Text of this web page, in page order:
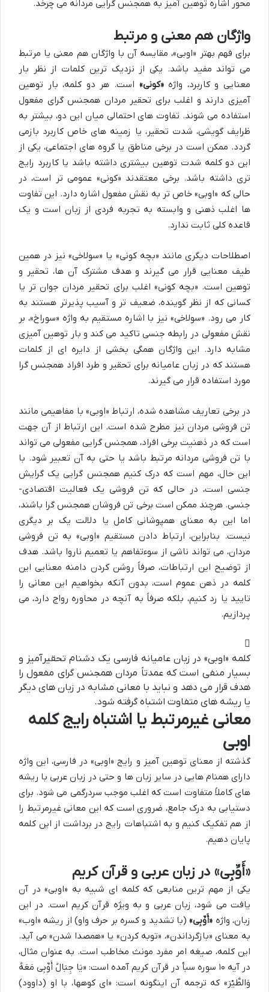
محور اشاره توهین آمیز به همجنس گرایی مردانه می چرخد.
واژگان هم معنی و مرتبط
برای فهم بهتر «اوبی»، مقایسه آن با واژگان هم معنی یا مرتبط
می تواند مفید باشد. یکی از نزدیک ترین کلمات از نظر بار
معنایی و کاربرد، واژه«کونی» است. هر دو کلمه، بار توهین
آمیزی دارند و اغلب برای تحقیر مردان همجنس گرای مفعول
استفاده می شوند. تفاوت های احتمالی میان این دو، بیشتر به
ظرایف گویشی، شدت تحقیر، یا زمینه های خاص کاربرد بازمی
گردد. ممکن است در برخی مناطق یا گروه های اجتماعی، یکی از
این دو کلمه شدت توهین بیشتری داشته باشد یا کاربرد رایج
تری داشته باشد. برخی معتقدند «کونی» عمومی تر است، در
حالی که «اوبی» خاص تر به نقش مفعول اشاره دارد. این تفاوت
ها اغلب ذهنی و وابسته به تجربه فردی از زبان است و یک
قاعده کلی ثابت ندارد.
اصطلاحات دیگری مانند «بچه کونی» یا «سولاخی» نیز در همین
طیف معنایی قرار می گیرند و هدف مشترک آن ها، تحقیر و
توهین است. «بچه کونی» اغلب برای تحقیر مردان جوان تر یا
کسانی که از نظر گوینده، ضعیف تر و آسیب پذیرتر هستند به
کار می رود. «سولاخی» نیز با اشاره مستقیم به واژه «سوراخ»، بر
نقش مفعولی در رابطه جنسی تاکید می کند و بار توهین آمیزی
مشابه دارد. این واژگان همگی بخشی از دایره ای از کلمات
هستند که در زبان عامیانه برای تحقیر و طرد افراد همجنس گرا
مورد استفاده قرار می گیرند.
در برخی تعاریف مشاهده شده، ارتباط «اوبی» با مفاهیمی مانند
تن فروشی مردان نیز مطرح شده است. این ارتباط از آن جهت
است که در ذهنیت برخی افراد، همجنس گرایی مفعولی می تواند
با تن فروشی مردانه مرتبط باشد یا حتی به آن تعبیر شود. با
این حال، مهم است که درک کنیم همجنس گرایی یک گرایش
جنسی است، در حالی که تن فروشی یک فعالیت اقتصادی-
جنسی. هرچند ممکن است برخی تن فروشان همجنس گرا باشند،
اما این به معنای همپوشانی کامل یا دلالت یک بر دیگری
نیست. بنابراین، ارتباط دادن مستقیم «اوبی» به تن فروشی
مردان، می تواند ناشی از سوءتفاهم یا تعمیم ناروا باشد. هدف
از توضیح این ارتباطات، صرفاً روشن کردن دامنه معنایی این
کلمه در ذهن عموم است، بدون آنکه بخواهیم این معانی را
تایید یا رد کنیم، بلکه صرفاً به آنچه در محاوره رواج دارد، می
پردازیم.
کلمه «اوبی» در زبان عامیانه فارسی یک دشنام تحقیرآمیز و
بسیار منفی است که عمدتاً مردان همجنس گرای مفعول را
هدف قرار می دهد و نباید با معانی مشابه در زبان های دیگر
یا ریشه های متفاوت اشتباه گرفته شود.
معانی غیرمرتبط یا اشتباه رایج کلمه
اوبی
گذشته از معنای توهین آمیز و رایج «اوبی» در فارسی، این واژه
دارای همنام هایی در سایر زبان ها و حتی در زبان عربی با ریشه
های کاملاً متفاوت است که اغلب موجب سردرگمی می شود. برای
دستیابی به درک جامع، ضروری است که این معانی غیرمرتبط را
از هم تفکیک کنیم و به اشتباهات رایج در برداشت از این کلمه
پایان دهیم.
«أَوِّبِی» در زبان عربی و قرآن کریم
یکی از مهم ترین منابعی که کلمه ای شبیه به «اوبی» در آن
یافت می شود، زبان عربی و به ویژه قرآن کریم است. در این
زبان، واژه «أَوِّبِی»(با تشدید و کسره بر حرف واو) از ریشه «اوب»
به معنای «بازگرداندن»، «توبه کردن» یا «همصدا شدن» می آید.
این کلمه، صیغه امر مفرد مونث مخاطب است. به عنوان مثال،
در آیه ۱۰ سوره سبأ در قرآن کریم آمده است: «یَا جِبَالُ أَوِّبِی مَعَهُ
وَالطَّیْرَ» که ترجمه آن اینگونه است: «ای کوهها، با او (داوود)